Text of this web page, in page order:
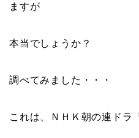
ますが
本当でしょうか？
調べてみました・・・
これは、ＮＨＫ朝の連ドラ